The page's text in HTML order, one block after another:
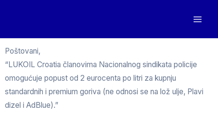
Poštovani,
“LUKOIL Croatia članovima Nacionalnog sindikata policije
omogućuje popust od 2 eurocenta po litri za kupnju
standardnih i premium goriva (ne odnosi se na lož ulje, Plavi
dizel i AdBlue).”